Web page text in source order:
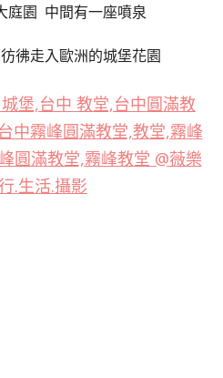
庭園 中間有一座噴泉
彷彿走入歐洲的城堡花園